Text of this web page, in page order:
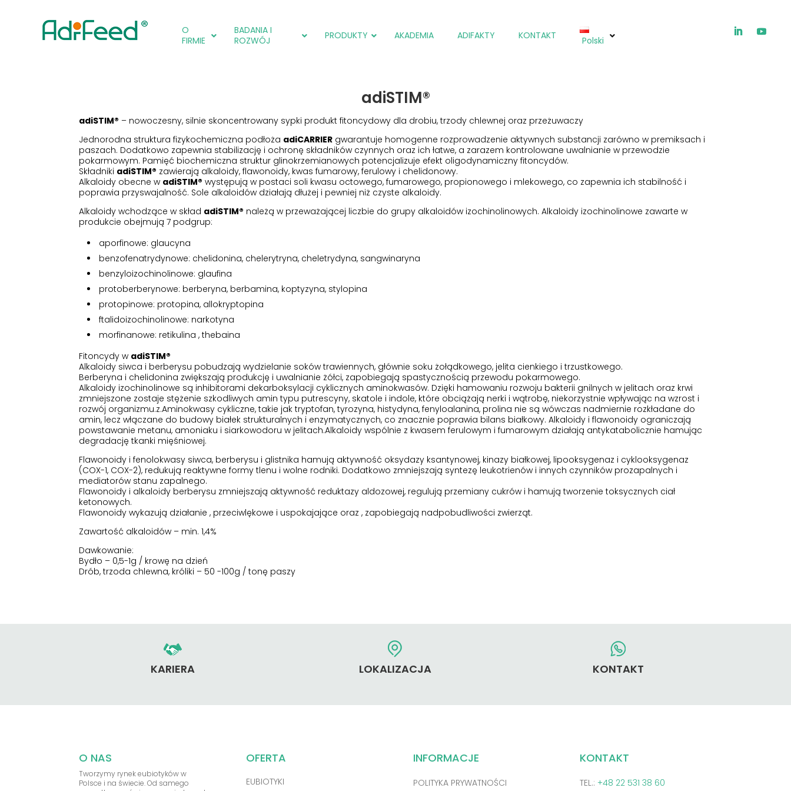
O
FIRMIE
BADANIA I
ROZWÓJ
PRODUKTY
adiFLORA®
adiNEXT®
adiSTIM®
Salmol (EU)
Farmpak SF (EU)
adiNEXT® PLUS (EU)
adiNEXT®
adiSTIM®
adiCOX®
Farmpak SC (PL)
Farmpak SM (PL)
AKADEMIA ADIFAKTY KONTAKT Polski
adiSTIM®
adiSTIM® – nowoczesny, silnie skoncentrowany sypki produkt fitoncydowy dla drobiu, trzody chlewnej oraz przeżuwaczy
Jednorodna struktura fizykochemiczna podłoża adiCARRIER gwarantuje homogenne rozprowadzenie aktywnych substancji zarówno w premiksach i
paszach. Dodatkowo zapewnia stabilizację i ochronę składników czynnych oraz ich łatwe, a zarazem kontrolowane uwalnianie w przewodzie
pokarmowym. Pamięć biochemiczna struktur glinokrzemianowych potencjalizuje efekt oligodynamiczny fitoncydów.
Składniki adiSTIM® zawierają alkaloidy, flawonoidy, kwas fumarowy, ferulowy i chelidonowy.
Alkaloidy obecne w adiSTIM® występują w postaci soli kwasu octowego, fumarowego, propionowego i mlekowego, co zapewnia ich stabilność i
poprawia przyswajalność. Sole alkaloidów działają dłużej i pewniej niż czyste alkaloidy.
Alkaloidy wchodzące w skład adiSTIM® należą w przeważającej liczbie do grupy alkaloidów izochinolinowych. Alkaloidy izochinolinowe zawarte w
produkcie obejmują 7 podgrup:
aporfinowe: glaucyna
benzofenatrydynowe: chelidonina, chelerytryna, cheletrydyna, sangwinaryna
benzyloizochinolinowe: glaufina
protoberberynowe: berberyna, berbamina, koptyzyna, stylopina
protopinowe: protopina, allokryptopina
ftalidoizochinolinowe: narkotyna
morfinanowe: retikulina , thebaina
Fitoncydy w adiSTIM®
Alkaloidy siwca i berberysu pobudzają wydzielanie soków trawiennych, głównie soku żołądkowego, jelita cienkiego i trzustkowego.
Berberyna i chelidonina zwiększają produkcję i uwalnianie żółci, zapobiegają spastycznością przewodu pokarmowego.
Alkaloidy izochinolinowe są inhibitorami dekarboksylacji cyklicznych aminokwasów. Dzięki hamowaniu rozwoju bakterii gnilnych w jelitach oraz krwi
zmniejszone zostaje stężenie szkodliwych amin typu putrescyny, skatole i indole, które obciążają nerki i wątrobę, niekorzystnie wpływając na wzrost i
rozwój organizmu.z.Aminokwasy cykliczne, takie jak tryptofan, tyrozyna, histydyna, fenyloalanina, prolina nie są wówczas nadmiernie rozkładane do
amin, lecz włączane do budowy białek strukturalnych i enzymatycznych, co znacznie poprawia bilans białkowy. Alkaloidy i flawonoidy ograniczają
powstawanie metanu, amoniaku i siarkowodoru w jelitach.Alkaloidy wspólnie z kwasem ferulowym i fumarowym działają antykatabolicznie hamując
degradację tkanki mięśniowej.
Flawonoidy i fenolokwasy siwca, berberysu i glistnika hamują aktywność oksydazy ksantynowej, kinazy białkowej, lipooksygenaz i cyklooksygenaz
(COX-1, COX-2), redukują reaktywne formy tlenu i wolne rodniki. Dodatkowo zmniejszają syntezę leukotrienów i innych czynników prozapalnych i
mediatorów stanu zapalnego.
Flawonoidy i alkaloidy berberysu zmniejszają aktywność reduktazy aldozowej, regulują przemiany cukrów i hamują tworzenie toksycznych ciał
ketonowych.
Flawonoidy wykazują działanie , przeciwlękowe i uspokajające oraz , zapobiegają nadpobudliwości zwierząt.
Zawartość alkaloidów – min. 1,4%
Dawkowanie:
Bydło – 0,5-1g / krowę na dzień
Drób, trzoda chlewna, króliki – 50 -100g / tonę paszy
KARIERA LOKALIZACJA KONTAKT
O NAS
Tworzymy rynek eubiotyków w
Polsce i na świecie. Od samego
OFERTA
EUBIOTYKI
INFORMACJE
POLITYKA PRYWATNOŚCI
KONTAKT
TEL.: +48 22 531 38 60